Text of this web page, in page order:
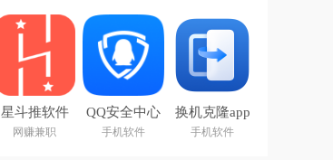
星斗推软件
网赚兼职
QQ安全中心
2026最新版
本
手机软件
换机克隆app
下载
手机软件